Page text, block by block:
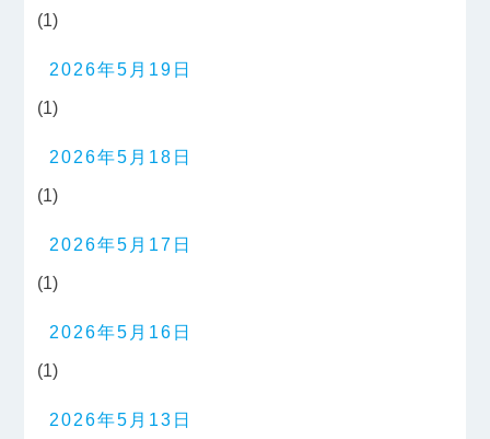
(1)
2026年5月19日
(1)
2026年5月18日
(1)
2026年5月17日
(1)
2026年5月16日
(1)
2026年5月13日